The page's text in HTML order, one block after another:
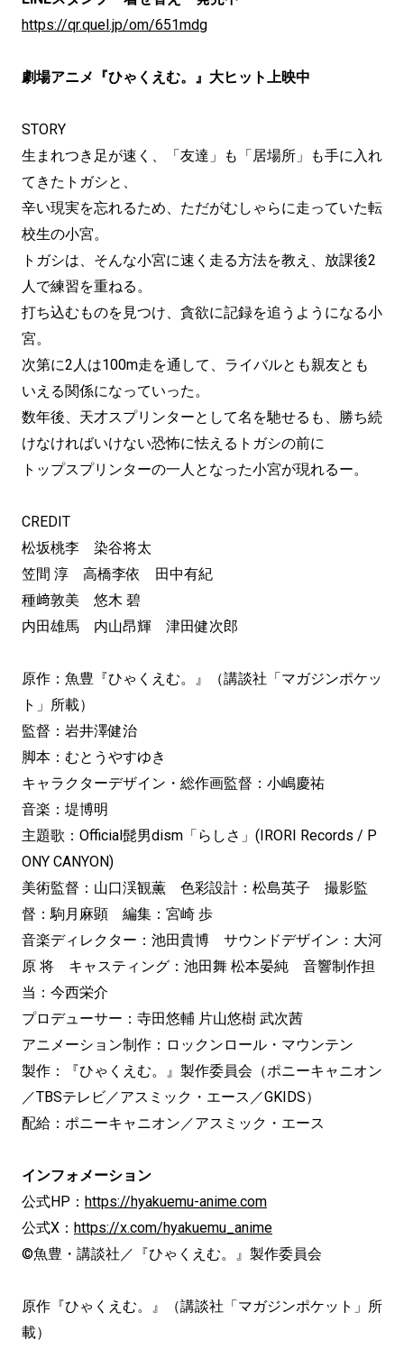
https://qr.quel.jp/om/651mdg
劇場アニメ『ひゃくえむ。』大ヒット上映中
STORY
生まれつき足が速く、「友達」も「居場所」も手に入れ
てきたトガシと、
辛い現実を忘れるため、ただがむしゃらに走っていた転
校生の小宮。
トガシは、そんな小宮に速く走る方法を教え、放課後2
人で練習を重ねる。
打ち込むものを見つけ、貪欲に記録を追うようになる小
宮。
次第に2人は100m走を通して、ライバルとも親友とも
いえる関係になっていった。
数年後、天才スプリンターとして名を馳せるも、勝ち続
けなければいけない恐怖に怯えるトガシの前に
トップスプリンターの一人となった小宮が現れるー。
CREDIT
松坂桃李 染谷将太
笠間 淳 高橋李依 田中有紀
種﨑敦美 悠木 碧
内田雄馬 内山昂輝 津田健次郎
原作：魚豊『ひゃくえむ。』（講談社「マガジンポケッ
ト」所載）
監督：岩井澤健治
脚本：むとうやすゆき
キャラクターデザイン・総作画監督：小嶋慶祐
音楽：堤博明
主題歌：Official髭男dism「らしさ」(IRORI Records / P
ONY CANYON)
美術監督：山口渓観薫 色彩設計：松島英子 撮影監
督：駒月麻顕 編集：宮崎 歩
音楽ディレクター：池田貴博 サウンドデザイン：大河
原 将 キャスティング：池田舞 松本晏純 音響制作担
当：今西栄介
プロデューサー：寺田悠輔 片山悠樹 武次茜
アニメーション制作：ロックンロール・マウンテン
製作：『ひゃくえむ。』製作委員会（ポニーキャニオン
／TBSテレビ／アスミック・エース／GKIDS）
配給：ポニーキャニオン／アスミック・エース
インフォメーション
公式HP： https://hyakuemu-anime.com
公式X： https://x.com/hyakuemu_anime
©魚豊・講談社／『ひゃくえむ。』製作委員会
原作『ひゃくえむ。』（講談社「マガジンポケット」所
載）